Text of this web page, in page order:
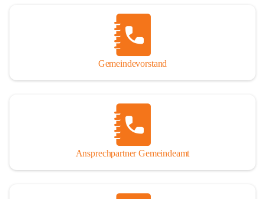
Gemeindevorstand
Ansprechpartner Gemeindeamt